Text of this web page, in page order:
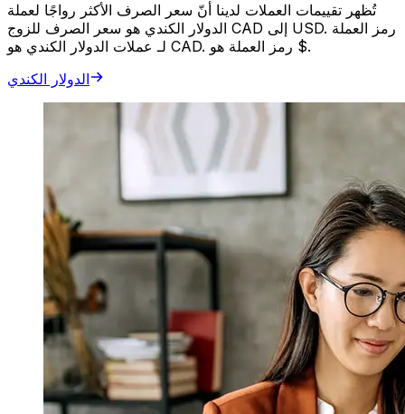
تُظهر تقييمات العملات لدينا أنّ سعر الصرف الأكثر رواجًا لعملة
الدولار الكندي هو سعر الصرف للزوج CAD إلى USD. رمز العملة
لـ عملات الدولار الكندي هو CAD. رمز العملة هو $.
الدولار الكندي